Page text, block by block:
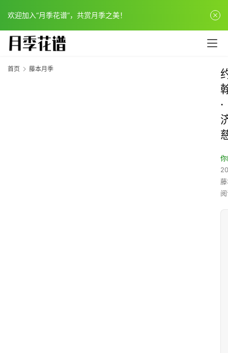
欢迎加入“月季花谱”，共赏月季之美！
首页 藤本月季
·